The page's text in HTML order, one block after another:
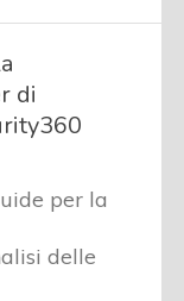
di
per la
delle